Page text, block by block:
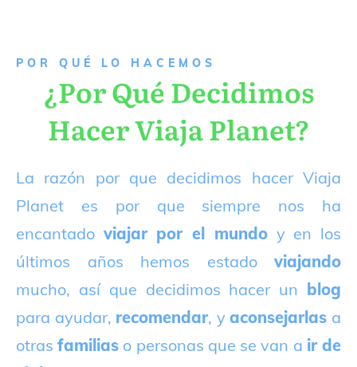
P OR QUÉ LO HACEMOS
¿Por Qué Decidimos
Hacer Viaja Planet?
La razón por que decidimos hacer Viaja
Planet es por que siempre nos ha
encantado viajar por el mundoy en los
últimos años hemos estado viajando
mucho, así que decidimos hacer un blog
para ayudar, recomendar, yaconsejarlas a
otrasfamilias o personas que se van a ir de